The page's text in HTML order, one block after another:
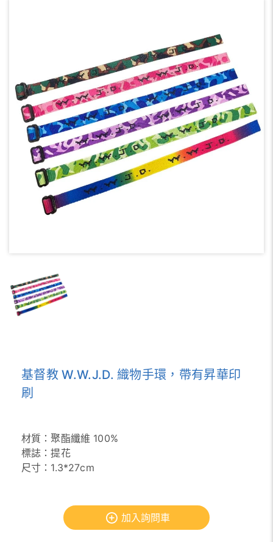
基督教 W.W.J.D. 織物手環，帶有昇華印
刷
材質：聚酯纖維 100%
標誌：提花
尺寸：1.3*27cm
加入詢問車